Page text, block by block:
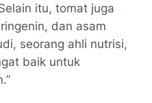
itu, tomat juga
dan asam
seorang ahli nutrisi,
baik untuk